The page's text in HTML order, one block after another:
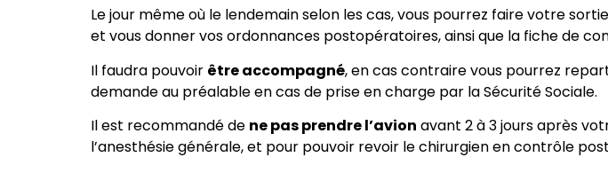
Le jour même où le lendemain selon les cas, vous pourrez faire votre
et vous donner vos ordonnances postopératoires, ainsi que la fiche de
Il faudra pouvoir être accompagné, en cas contraire vous pourrez
demande au préalable en cas de prise en charge par la Sécurité Sociale.
Il est recommandé de ne pas prendre l’avion avant 2 à 3 jours après
l’anesthésie générale, et pour pouvoir revoir le chirurgien en contrôle